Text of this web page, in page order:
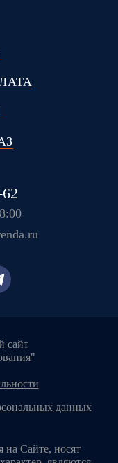
сайт
данных
на Сайте, носят